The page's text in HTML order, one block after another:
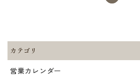
カテゴリ
営業カレンダー